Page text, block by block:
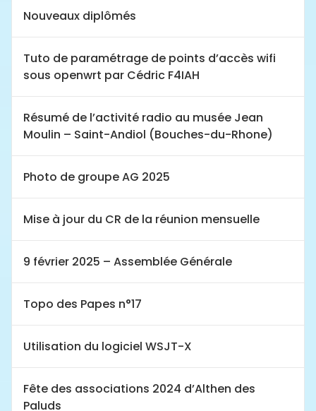
Nouveaux diplômés
Tuto de paramétrage de points d’accès wifi
sous openwrt par Cédric F4IAH
Résumé de l’activité radio au musée Jean
Moulin – Saint-Andiol (Bouches-du-Rhone)
Photo de groupe AG 2025
Mise à jour du CR de la réunion mensuelle
9 février 2025 – Assemblée Générale
Topo des Papes n°17
Utilisation du logiciel WSJT-X
Fête des associations 2024 d’Althen des
Paluds